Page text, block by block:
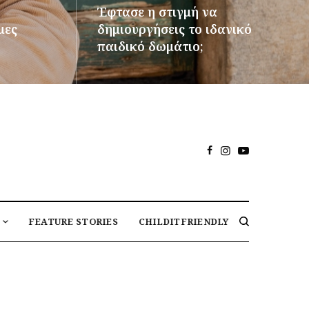
Έφτασε η στιγμή να
δημιουργήσεις το ιδανικό
παιδικό δωμάτιο;
ΠΕΡΙΣΣΌΤΕΡΑ
FEATURE STORIES CHILDITFRIENDLY